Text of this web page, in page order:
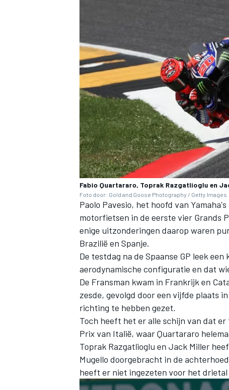
Fabio Quartararo, Toprak Razgatlioglu en
Foto door: Gold and Goose Photography / Getty Images
Paolo Pavesio, het hoofd van
motorfietsen in de eerste vier Grands
enige uitzonderingen daarop waren
Brazilië en Spanje.
De testdag na de Spaanse GP leek
aerodynamische configuratie en dat
De Fransman kwam in Frankrijk en
zesde, gevolgd door een vijfde plaats
richting te hebben gezet.
Toch heeft het er alle schijn van dat
Prix van Italië, waar Quartararo
Toprak Razgatlioglu en Jack Miller
Mugello doorgebracht in de
heeft er niet ingezeten voor het drietal